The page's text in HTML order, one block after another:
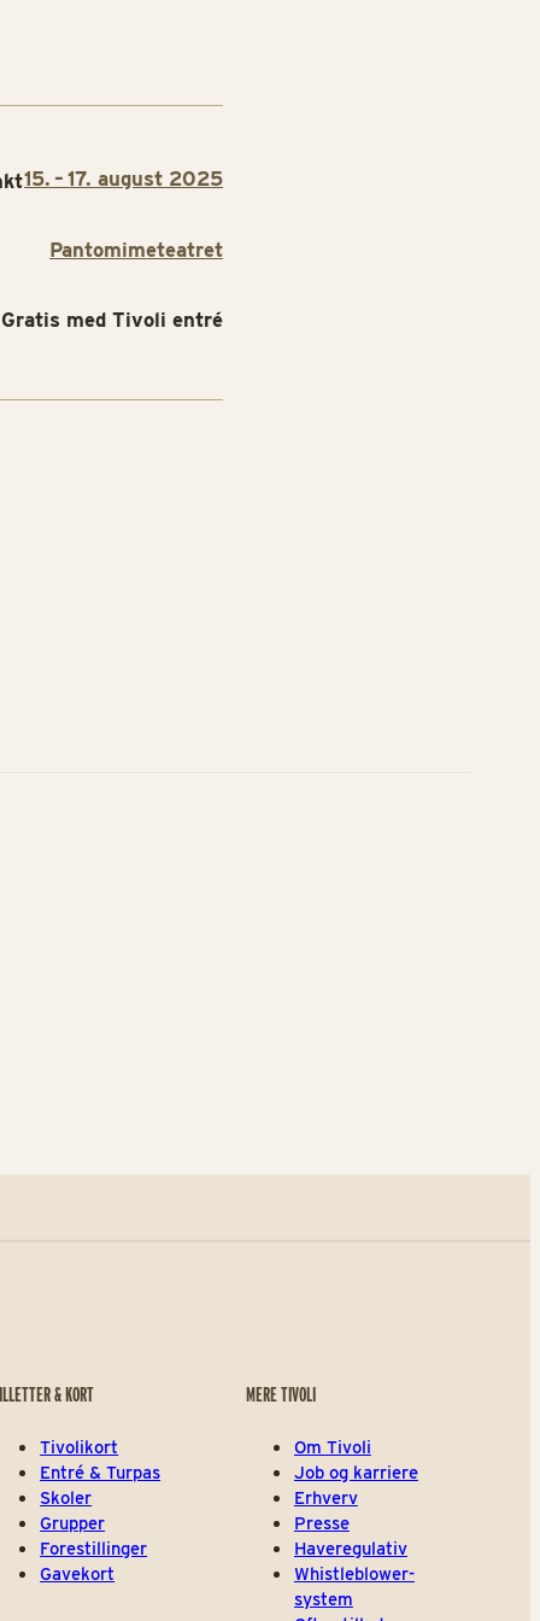
15. – 17. august 2025
Pantomimeteatret
Gratis med Tivoli entré
& KORT
Tivolikort
Entré & Turpas
Skoler
Grupper
Forestillinger
Gavekort
MERE TIVOLI
Om Tivoli
Job og karriere
Erhverv
Presse
Haveregulativ
Whistleblower-
system